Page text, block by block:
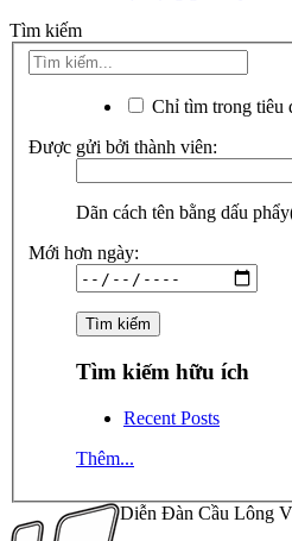
Tìm kiếm
Chỉ tìm trong tiêu
Được gửi bởi thành viên:
Dãn cách tên bằng dấu
Mới hơn ngày:
Tìm kiếm hữu ích
Recent Posts
Thêm...
Diễn Đàn Cầu Lông